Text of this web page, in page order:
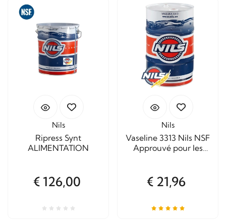
Nils
Ripress Synt
ALIMENTATION
€ 126,00
Nils
Vaseline 3313 Nils NSF
Approuvé pour les
€ 21,96